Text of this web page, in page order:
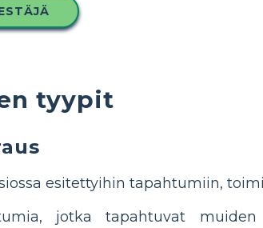
tyypit
esitettyihin tapahtumiin,
jotka tapahtuvat muiden